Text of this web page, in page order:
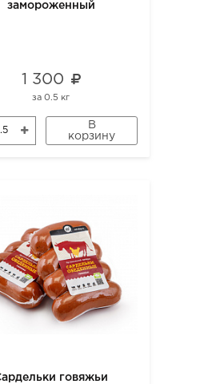
замороженный
1 300
за0.5 кг
В
корзину
говяжьи